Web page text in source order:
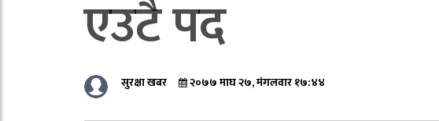
एउटै पद
सुरक्षा खबर २०७७ माघ २७, मंगलवार १७:४४